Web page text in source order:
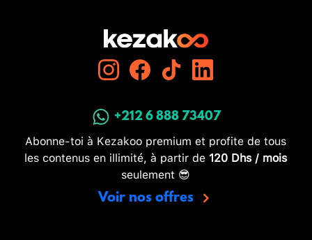
+212 6 888 73407
Abonne-toi à Kezakoo premium et profite de tous
les contenus en illimité, à partir de 120 Dhs / mois
seulement 😎
Voir nos offres